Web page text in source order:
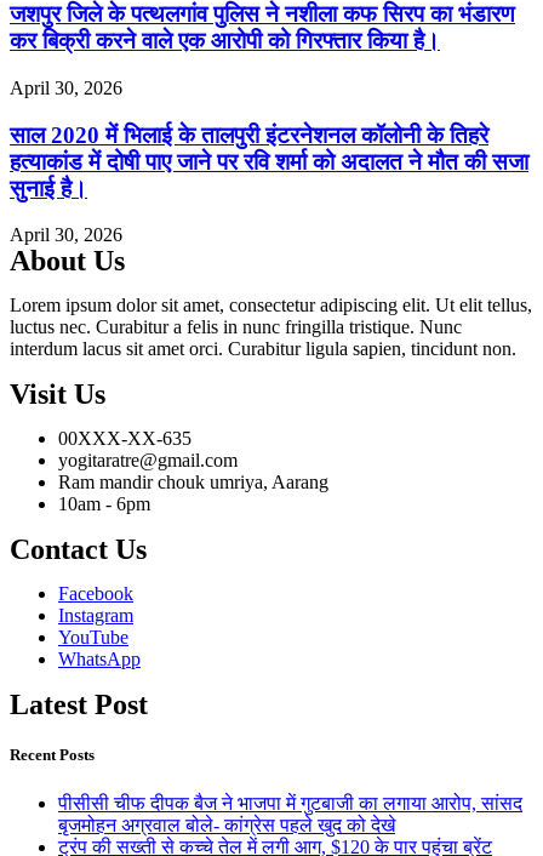
जशपुर जिले के पत्थलगांव पुलिस ने नशीला कफ सिरप का भंडारण
कर बिक्री करने वाले एक आरोपी को गिरफ्तार किया है।
April 30, 2026
साल 2020 में भिलाई के तालपुरी इंटरनेशनल कॉलोनी के तिहरे
हत्याकांड में दोषी पाए जाने पर रवि शर्मा को अदालत ने मौत की सजा
सुनाई है।
April 30, 2026
About Us
Lorem ipsum dolor sit amet, consectetur adipiscing elit. Ut elit tellus,
luctus nec. Curabitur a felis in nunc fringilla tristique. Nunc
interdum lacus sit amet orci. Curabitur ligula sapien, tincidunt non.
Visit Us
00XXX-XX-635
yogitaratre@gmail.com
Ram mandir chouk umriya, Aarang
10am - 6pm
Contact Us
Facebook
Instagram
YouTube
WhatsApp
Latest Post
Recent Posts
पीसीसी चीफ दीपक बैज ने भाजपा में गुटबाजी का लगाया आरोप, सांसद
बृजमोहन अग्रवाल बोले- कांग्रेस पहले खुद को देखे
ट्रंप की सख्ती से कच्चे तेल में लगी आग, $120 के पार पहुंचा ब्रेंट